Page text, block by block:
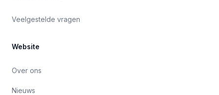
Veelgestelde vragen
Website
Over ons
Nieuws